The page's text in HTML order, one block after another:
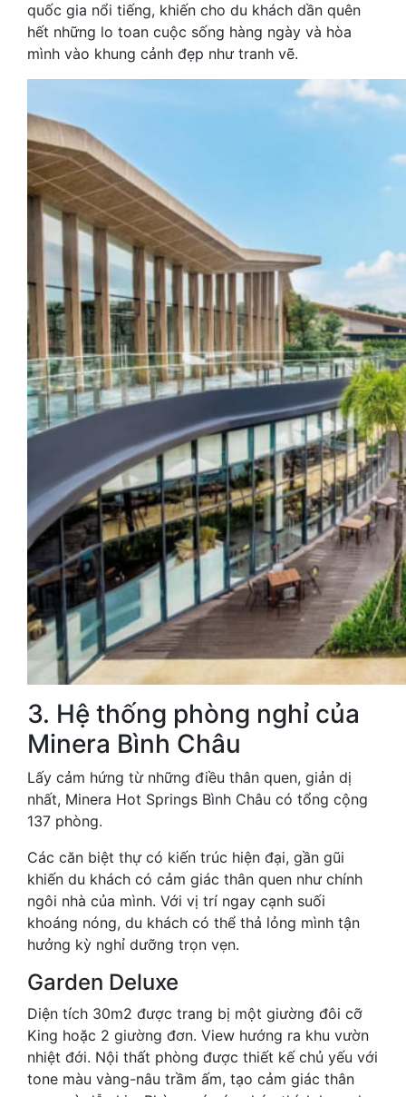
quốc gia nổi tiếng, khiến cho du khách dần quên
hết những lo toan cuộc sống hàng ngày và hòa
mình vào khung cảnh đẹp như tranh vẽ.
3. Hệ thống phòng nghỉ của
Minera Bình Châu
Lấy cảm hứng từ những điều thân quen, giản dị
nhất, Minera Hot Springs Bình Châu có tổng cộng
137 phòng.
Các căn biệt thự có kiến trúc hiện đại, gần gũi
khiến du khách có cảm giác thân quen như chính
ngôi nhà của mình. Với vị trí ngay cạnh suối
khoáng nóng, du khách có thể thả lỏng mình tận
hưởng kỳ nghỉ dưỡng trọn vẹn.
Garden Deluxe
Diện tích 30m2 được trang bị một giường đôi cỡ
King hoặc 2 giường đơn. View hướng ra khu vườn
nhiệt đới. Nội thất phòng được thiết kế chủ yếu với
tone màu vàng-nâu trầm ấm, tạo cảm giác thân